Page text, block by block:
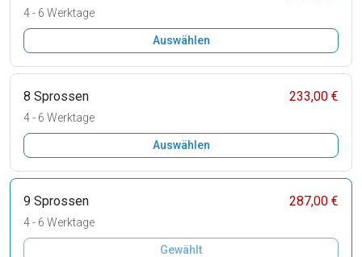
4 - 6 Werktage
Auswählen
8 Sprossen 233,00 €
4 - 6 Werktage
Auswählen
9 Sprossen 287,00 €
4 - 6 Werktage
Gewählt